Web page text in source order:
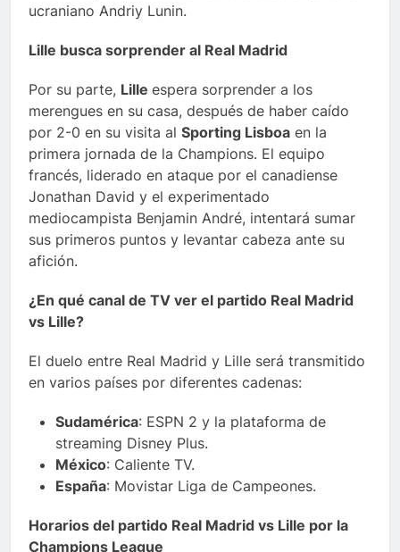
ucraniano Andriy Lunin.
Lille busca sorprender al Real Madrid
Por su parte, Lille espera sorprender a los
merengues en su casa, después de haber caído
por 2-0 en su visita al Sporting Lisboa en la
primera jornada de la Champions. El equipo
francés, liderado en ataque por el canadiense
Jonathan David y el experimentado
mediocampista Benjamin André, intentará sumar
sus primeros puntos y levantar cabeza ante su
afición.
¿En qué canal de TV ver el partido Real Madrid
vs Lille?
El duelo entre Real Madrid y Lille será transmitido
en varios países por diferentes cadenas:
Sudamérica: ESPN 2 y la plataforma de
streaming Disney Plus.
México: Caliente TV.
España: Movistar Liga de Campeones.
Horarios del partido Real Madrid vs Lille por la
Champions League